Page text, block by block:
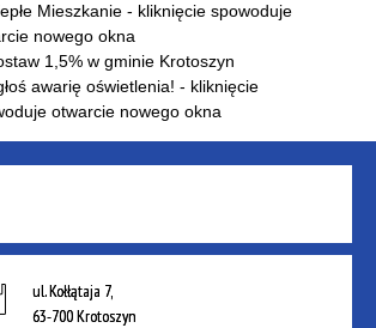
ul. Kołłątaja 7,
63-700 Krotoszyn